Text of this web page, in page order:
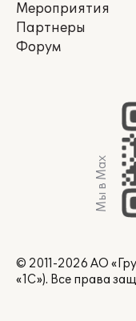
Мероприятия
Партнеры
Форум
Мы в Max
© 2011-2026 АО
«1С»). Все права